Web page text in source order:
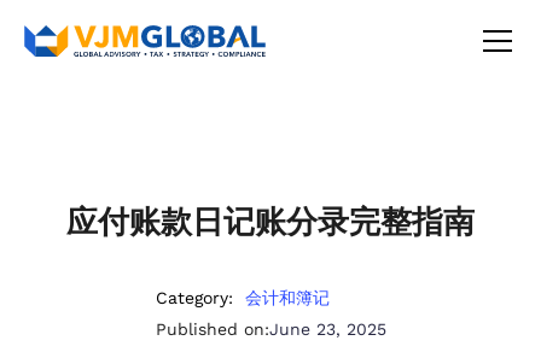
应付账款日记账分录完整指南
Category:
会计和簿记
Published on:June 23, 2025